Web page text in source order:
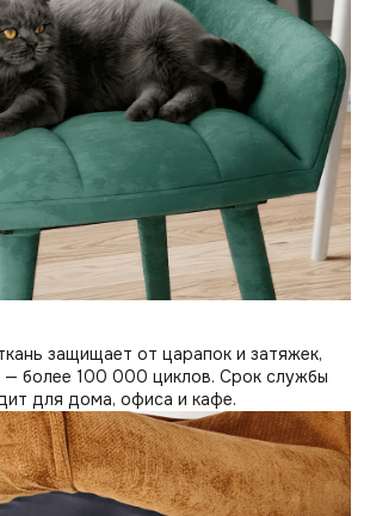
защищает от царапок и затяжек,
— более 100 000 циклов. Срок службы
для дома, офиса и кафе.